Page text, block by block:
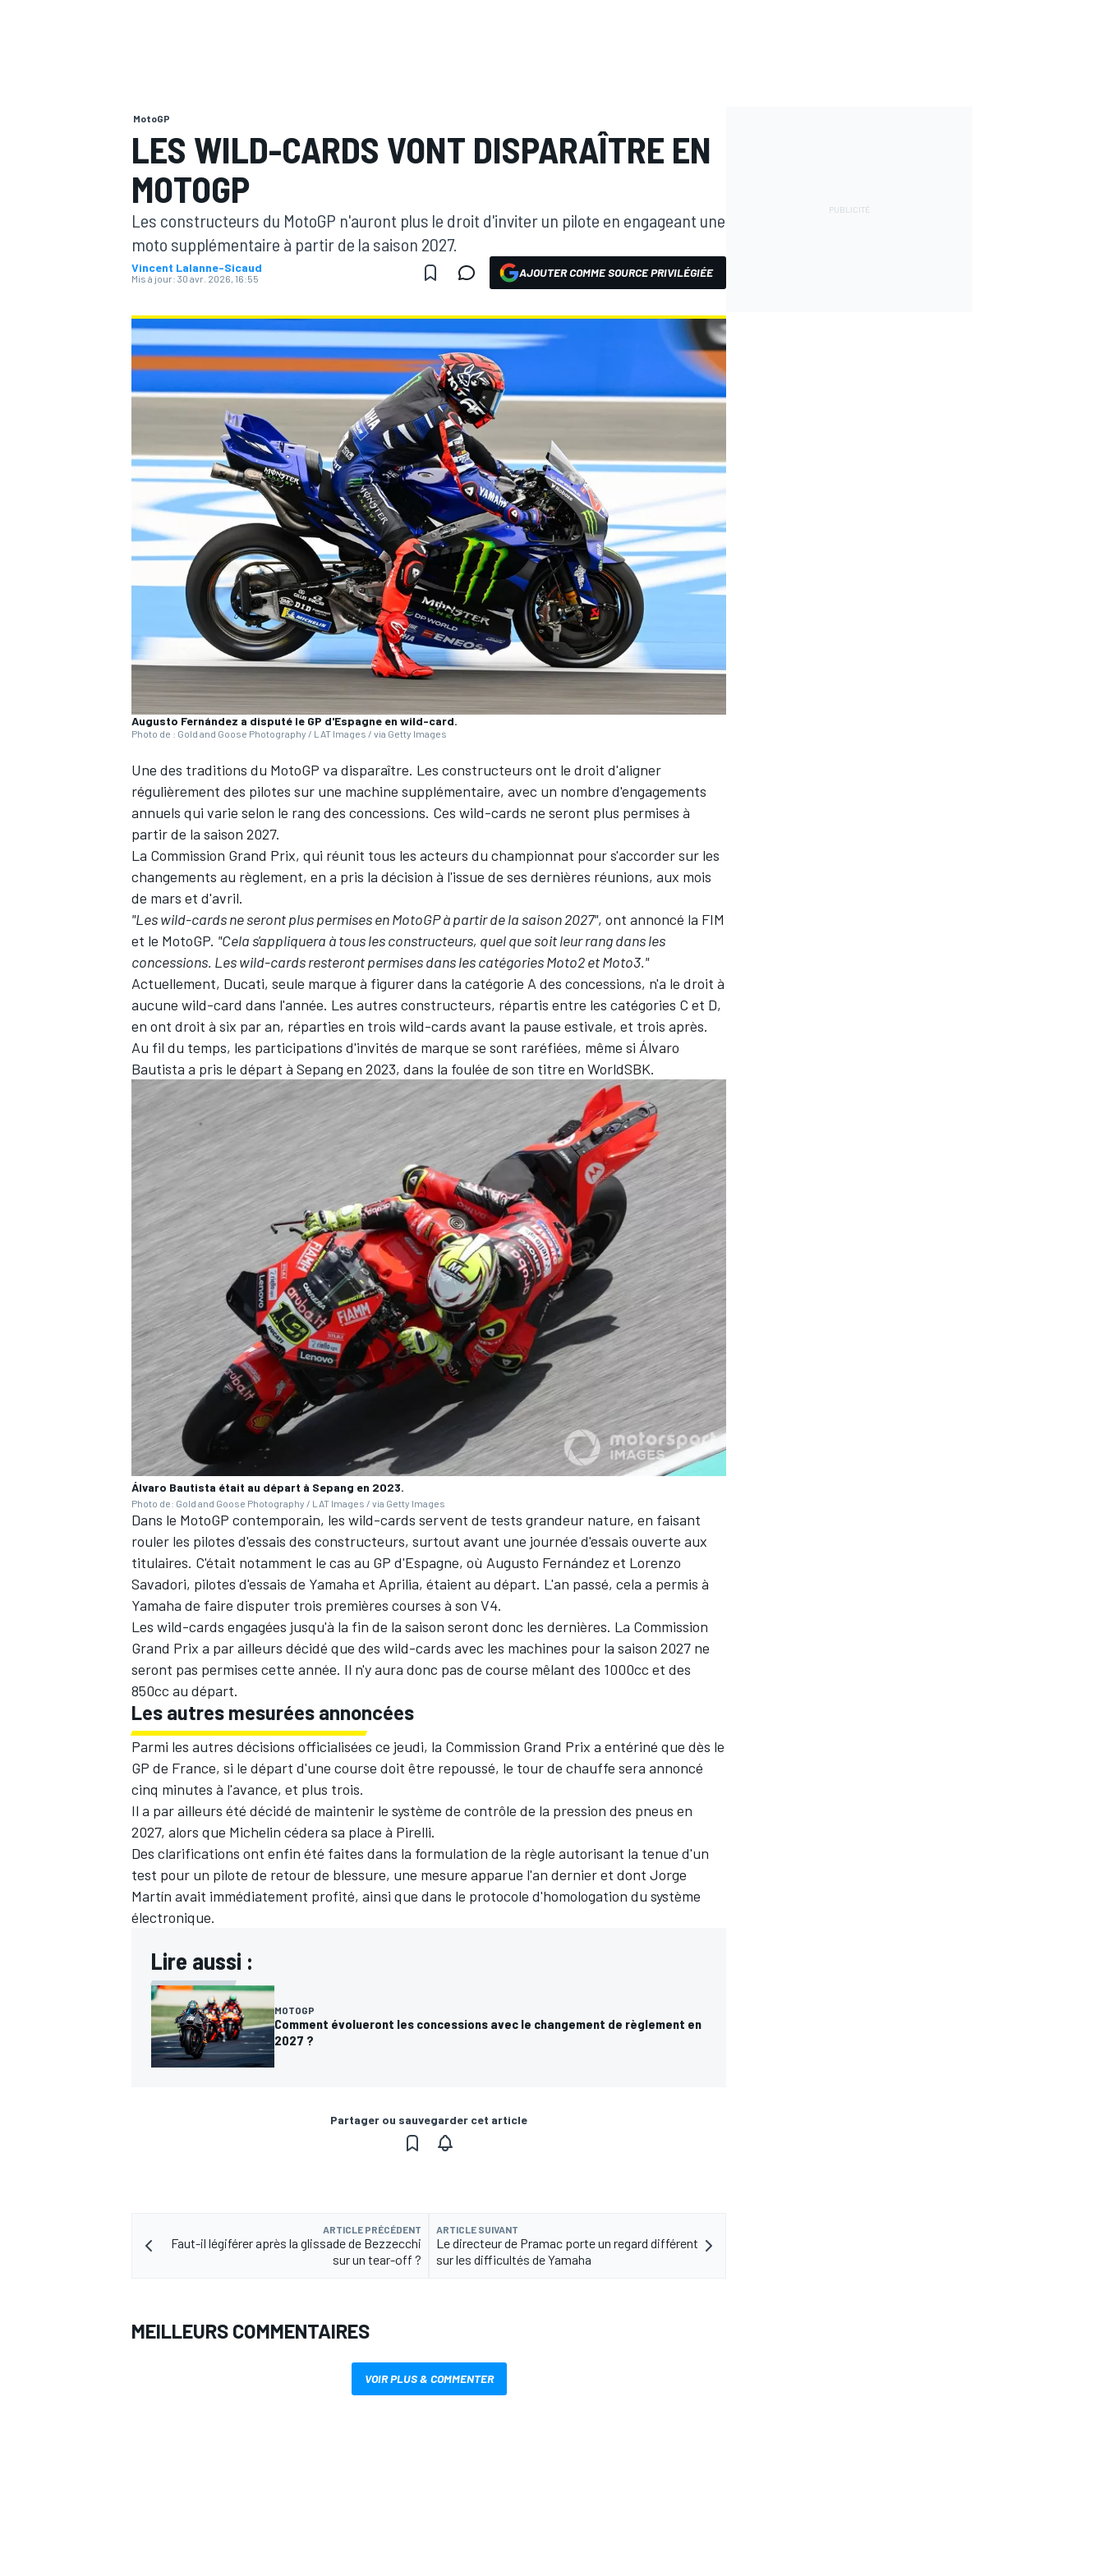
MOTOGP
WEC
AUTRES CHAMPIONNATS
MotoGP
LES WILD-CARDS VONT DISPARAÎTRE EN
MOTOGP
Les constructeurs du MotoGP n'auront plus le droit d'inviter un pilote en engageant une
moto supplémentaire à partir de la saison 2027.
Vincent Lalanne-Sicaud
Mis à jour: 30 avr. 2026, 16:55 AJOUTER COMME SOURCE PRIVILÉGIÉE
Augusto Fernández a disputé le GP d'Espagne en wild-card.
Photo de : Gold and Goose Photography / LAT Images / via Getty Images
Une des traditions du MotoGP va disparaître. Les constructeurs ont le droit d'aligner
régulièrement des pilotes sur une machine supplémentaire, avec un nombre d'engagements
annuels qui varie selon le rang des concessions. Ces wild-cards ne seront plus permises à
partir de la saison 2027.
La Commission Grand Prix, qui réunit tous les acteurs du championnat pour s'accorder sur les
changements au règlement, en a pris la décision à l'issue de ses dernières réunions, aux mois
de mars et d'avril.
"Les wild-cards ne seront plus permises en MotoGP à partir de la saison 2027", ont annoncé la FIM
et le MotoGP. "Cela s'appliquera à tous les constructeurs, quel que soit leur rang dans les
concessions. Les wild-cards resteront permises dans les catégories Moto2 et Moto3."
Actuellement, Ducati, seule marque à figurer dans la catégorie A des concessions, n'a le droit à
aucune wild-card dans l'année. Les autres constructeurs, répartis entre les catégories C et D,
en ont droit à six par an, réparties en trois wild-cards avant la pause estivale, et trois après.
Au fil du temps, les participations d'invités de marque se sont raréfiées, même si Álvaro
Bautista a pris le départ à Sepang en 2023, dans la foulée de son titre en WorldSBK.
Álvaro Bautista était au départ à Sepang en 2023.
Photo de: Gold and Goose Photography / LAT Images / via Getty Images
Dans le MotoGP contemporain, les wild-cards servent de tests grandeur nature, en faisant
rouler les pilotes d'essais des constructeurs, surtout avant une journée d'essais ouverte aux
titulaires. C'était notamment le cas au GP d'Espagne, où Augusto Fernández et Lorenzo
Savadori, pilotes d'essais de Yamaha et Aprilia, étaient au départ. L'an passé, cela a permis à
Yamaha de faire disputer trois premières courses à son V4.
Les wild-cards engagées jusqu'à la fin de la saison seront donc les dernières. La Commission
Grand Prix a par ailleurs décidé que des wild-cards avec les machines pour la saison 2027 ne
seront pas permises cette année. Il n'y aura donc pas de course mêlant des 1000cc et des
850cc au départ.
Les autres mesurées annoncées
Parmi les autres décisions officialisées ce jeudi, la Commission Grand Prix a entériné que dès le
GP de France, si le départ d'une course doit être repoussé, le tour de chauffe sera annoncé
cinq minutes à l'avance, et plus trois.
Il a par ailleurs été décidé de maintenir le système de contrôle de la pression des pneus en
2027, alors que Michelin cédera sa place à Pirelli.
Des clarifications ont enfin été faites dans la formulation de la règle autorisant la tenue d'un
test pour un pilote de retour de blessure, une mesure apparue l'an dernieret dont Jorge
Martín avait immédiatement profité, ainsi que dans le protocole d'homologation du système
électronique.
Lire aussi :
MOTOGP
Comment évolueront les concessions avec le changement de règlement en
2027 ?
Partager ou sauvegarder cet article
ARTICLE PRÉCÉDENT
Faut-il légiférer après la glissade de Bezzecchi
sur un tear-off ?
ARTICLE SUIVANT
Le directeur de Pramac porte un regard différent
sur les difficultés de Yamaha
MEILLEURS COMMENTAIRES
VOIR PLUS & COMMENTER